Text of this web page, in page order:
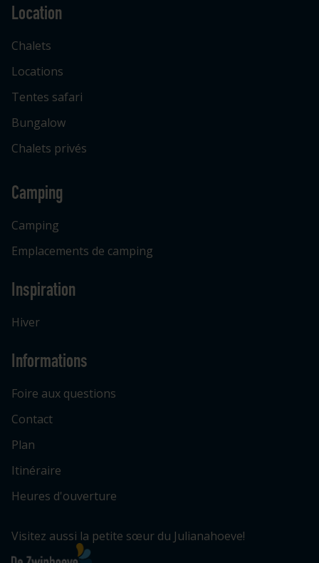
Location
Chalets
Locations
Tentes safari
Bungalow
Chalets privés
Camping
Camping
Emplacements de camping
Inspiration
Hiver
Informations
Foire aux questions
Contact
Plan
Itinéraire
Heures d'ouverture
Visitez aussi la petite sœur du Julianahoeve!